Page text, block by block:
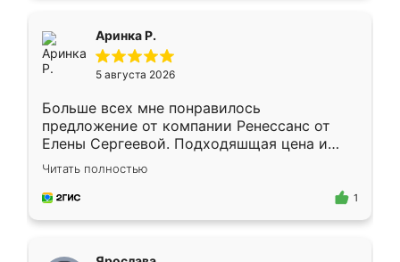
Аринка Р.
5 августа 2026
Больше всех мне понравилось
предложение от компании Ренессанс от
Елены Сергеевой. Подходяшщая цена и
короткие сроки изготовления. Приехавший
для замера сотрудник Владислав
предложил по моему эскизу самый
Читать полностью
1